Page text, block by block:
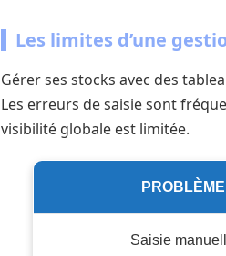
Les limites d’une
Gérer ses stocks avec des
Les erreurs de saisie sont
visibilité globale est limitée.
PROBLÈME
Saisie